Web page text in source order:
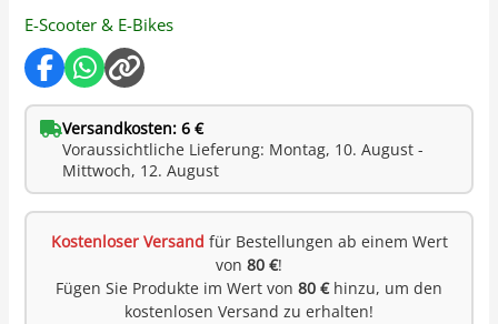
E-Scooter & E-Bikes
Versandkosten: 6 €
Voraussichtliche Lieferung: Montag, 10. August -
Mittwoch, 12. August
Kostenloser Versand für Bestellungen ab einem Wert
von 80 €!
Fügen Sie Produkte im Wert von 80 €hinzu, um den
kostenlosen Versand zu erhalten!